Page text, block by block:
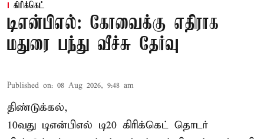
கிரிக்கெட்
டிஎன்பிஎல்: கோவைக்கு எதிராக
மதுரை பந்து வீச்சு தேர்வு
Published on: 08 Aug 2026, 9:48 am
திண்டுக்கல்,
10வது டிஎன்பிஎல் டி20 கிரிக்கெட் தொடர்